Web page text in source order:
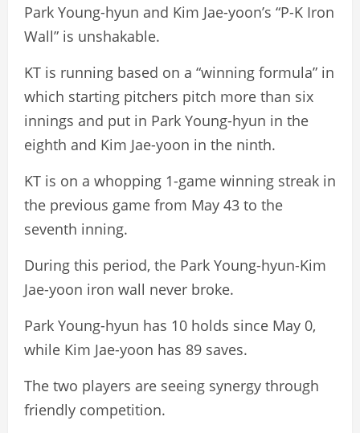
Park Young-hyun and Kim Jae-yoon’s “P-K Iron
Wall” is unshakable.
KT is running based on a “winning formula” in
which starting pitchers pitch more than six
innings and put in Park Young-hyun in the
eighth and Kim Jae-yoon in the ninth.
KT is on a whopping 1-game winning streak in
the previous game from May 43 to the
seventh inning.
During this period, the Park Young-hyun-Kim
Jae-yoon iron wall never broke.
Park Young-hyun has 10 holds since May 0,
while Kim Jae-yoon has 89 saves.
The two players are seeing synergy through
friendly competition.